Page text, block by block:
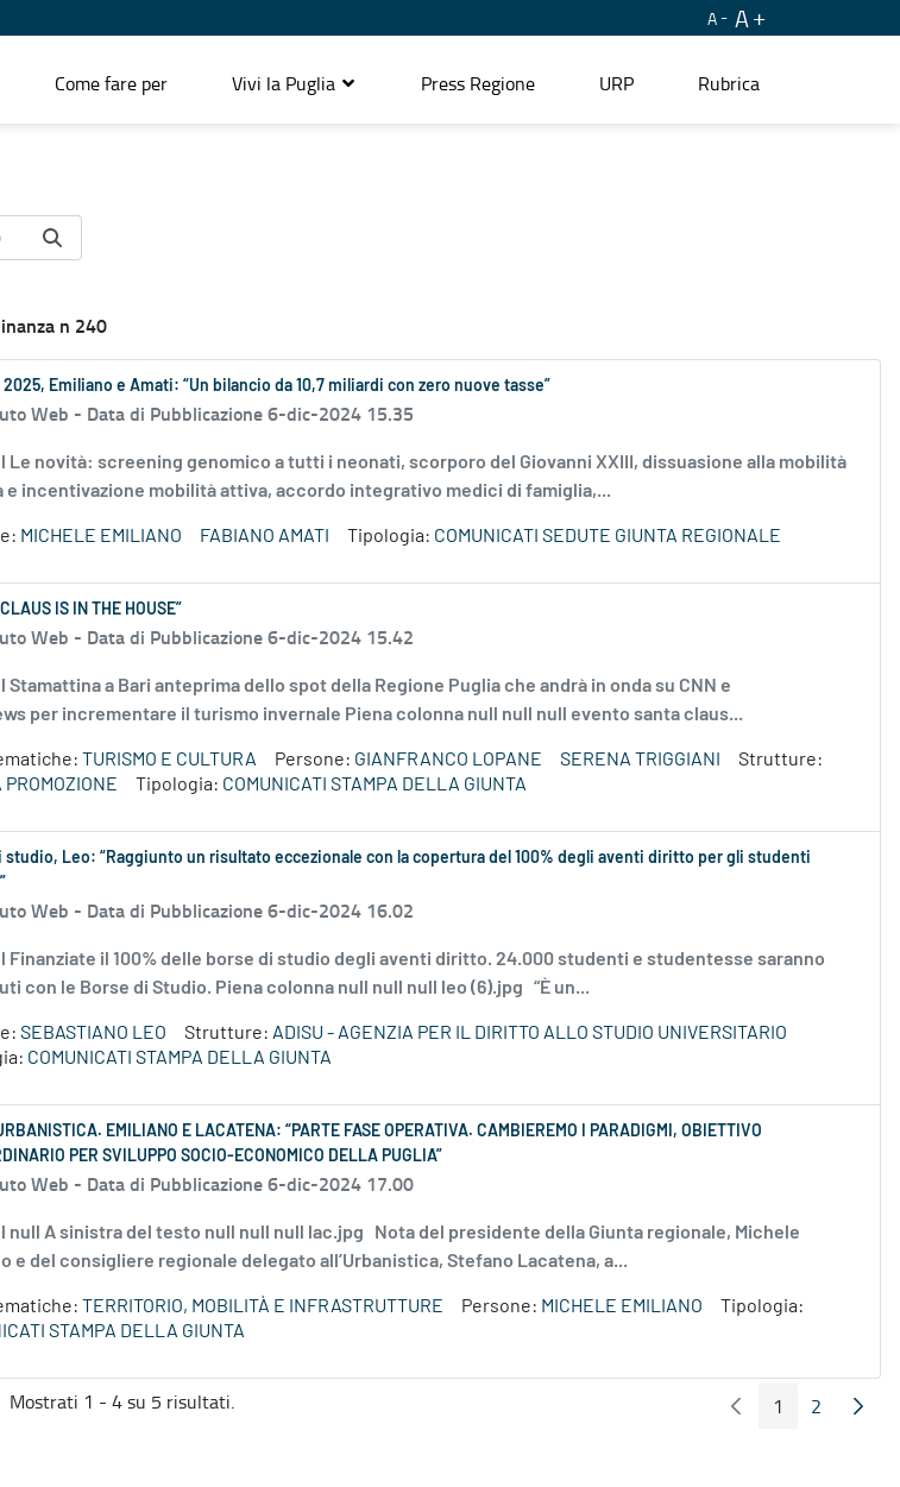
A A
Come fare per Vivi la Puglia Press Regione URP Rubrica
n 240
2025, Emiliano e Amati: “Un bilancio da 10,7 miliardi con zero nuove tasse”
Web - Data di Pubblicazione 6-dic-2024 15.35
Le novità: screening genomico a tutti i neonati, scorporo del Giovanni XXIII, dissuasione alla mobilità
e incentivazione mobilità attiva, accordo integrativo medici di famiglia,...
MICHELE EMILIANO FABIANO AMATI Tipologia: COMUNICATI SEDUTE GIUNTA REGIONALE
IS IN THE HOUSE”
Web - Data di Pubblicazione 6-dic-2024 15.42
Stamattina a Bari anteprima dello spot della Regione Puglia che andrà in onda su CNN e
per incrementare il turismo invernale Piena colonna null null null evento santa claus...
TURISMO E CULTURA Persone: GIANFRANCO LOPANE SERENA TRIGGIANI
Strutture:
PROMOZIONE
Tipologia: COMUNICATI STAMPA DELLA GIUNTA
studio, Leo: “Raggiunto un risultato eccezionale con la copertura del 100% degli aventi diritto per gli studenti
Web - Data di Pubblicazione 6-dic-2024 16.02
Finanziate il 100% delle borse di studio degli aventi diritto. 24.000 studenti e studentesse saranno
con le Borse di Studio. Piena colonna null null null leo (6).jpg “È un...
SEBASTIANO LEO Strutture: ADISU - AGENZIA PER IL DIRITTO ALLO STUDIO UNIVERSITARIO
COMUNICATI STAMPA DELLA GIUNTA
EMILIANO E LACATENA: “PARTE FASE OPERATIVA. CAMBIEREMO I PARADIGMI, OBIETTIVO
PER SVILUPPO SOCIO-ECONOMICO DELLA PUGLIA”
Web - Data di Pubblicazione 6-dic-2024 17.00
null A sinistra del testo null null null lac.jpg Nota del presidente della Giunta regionale, Michele
e del consigliere regionale delegato all’Urbanistica, Stefano Lacatena, a...
TERRITORIO, MOBILITÀ E INFRASTRUTTURE Persone: MICHELE EMILIANO
Tipologia:
STAMPA DELLA GIUNTA
Mostrati 1 - 4 su 5 risultati. Pagina Precedente
Pagina
1 Pagina
2